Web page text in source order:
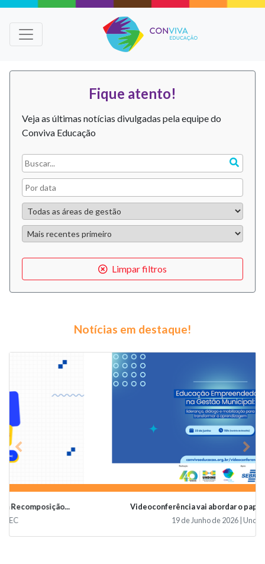
Fique atento!
Veja as últimas notícias divulgadas pela equipe do
Conviva Educação
Limpar filtros
Notícias em destaque!
Videoconferência vai abordar o papel da educaçã...
19 de Junho de 2026 | Undime
Previous